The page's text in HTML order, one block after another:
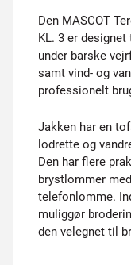
Den MASCOT
KL. 3 er
under barske
samt vind- og
professionelt
Jakken har en
lodrette og
Den har flere
brystlommer
telefonlomme.
muliggør
den velegnet til